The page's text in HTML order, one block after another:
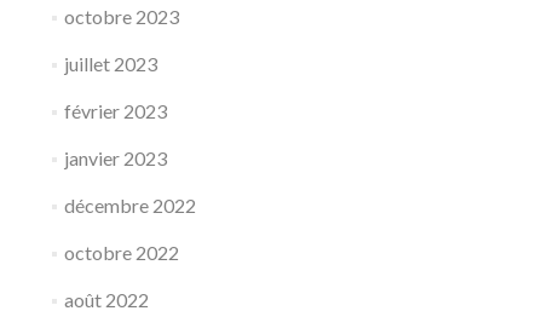
octobre 2023
juillet 2023
février 2023
janvier 2023
décembre 2022
octobre 2022
août 2022